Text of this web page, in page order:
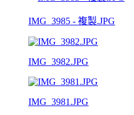
IMG_3985 - 複製.JPG
IMG_3982.JPG
IMG_3981.JPG